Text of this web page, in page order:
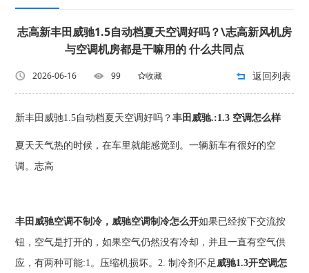
志高新丰田威驰1.5自动档夏天空调好吗？\志高新风机房
与空调机房都是干嘛用的 什么共同点
2026-06-16 99 收藏 返回列表
新丰田威驰1.5自动档夏天空调好吗？丰田威驰.:1.3 空调怎么样
夏天天气热的时候，在车里就能感觉到。一辆新车有很好的空
调。志高
丰田威驰空调不制冷，威驰空调制冷怎么开如果已经按下交流按
钮，空气是打开的，如果空气仍然没有冷却，并且一直有空气供
应，有两种可能:1。压缩机损坏。2. 制冷剂不足威驰1.3开空调怎